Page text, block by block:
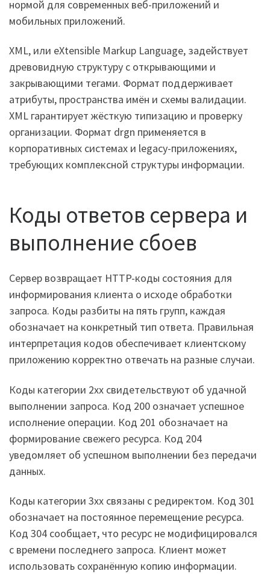
нормой для современных веб-приложений и
мобильных приложений.
XML, или eXtensible Markup Language, задействует
древовидную структуру с открывающими и
закрывающими тегами. Формат поддерживает
атрибуты, пространства имён и схемы валидации.
XML гарантирует жёсткую типизацию и проверку
организации. Формат drgn применяется в
корпоративных системах и legacy-приложениях,
требующих комплексной структуры информации.
Коды ответов сервера и
выполнение сбоев
Сервер возвращает HTTP-коды состояния для
информирования клиента о исходе обработки
запроса. Коды разбиты на пять групп, каждая
обозначает на конкретный тип ответа. Правильная
интерпретация кодов обеспечивает клиентскому
приложению корректно отвечать на разные случаи.
Коды категории 2xx свидетельствуют об удачной
выполнении запроса. Код 200 означает успешное
исполнение операции. Код 201 обозначает на
формирование свежего ресурса. Код 204
уведомляет об успешном выполнении без передачи
данных.
Коды категории 3xx связаны с редиректом. Код 301
обозначает на постоянное перемещение ресурса.
Код 304 сообщает, что ресурс не модифицировался
с времени последнего запроса. Клиент может
использовать сохранённую копию информации.